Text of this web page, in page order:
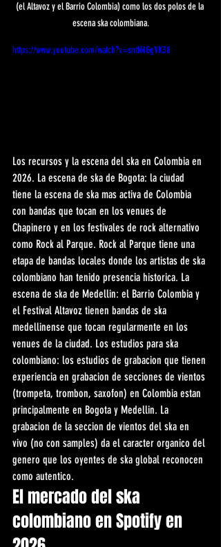
(el Altavoz y el Barrio Colombia) como los dos polos de la
escena ska colombiana.
https://www.youtube.com/watch?v=sntN4GgVK38
Los recursos y la escena del ska en Colombia en
2026. La escena de ska de Bogota: la ciudad
tiene la escena de ska mas activa de Colombia
con bandas que tocan en los venues de
Chapinero y en los festivales de rock alternativo
como Rock al Parque. Rock al Parque tiene una
etapa de bandas locales donde los artistas de ska
colombiano han tenido presencia historica. La
escena de ska de Medellin: el Barrio Colombia y
el Festival Altavoz tienen bandas de ska
medellinense que tocan regularmente en los
venues de la ciudad. Los estudios para ska
colombiano: los estudios de grabacion que tienen
experiencia en grabacion de secciones de vientos
(trompeta, trombon, saxofon) en Colombia estan
principalmente en Bogota y Medellin. La
grabacion de la seccion de vientos del ska en
vivo (no con samples) da el caracter organico del
genero que los oyentes de ska global reconocen
como autentico.
El mercado del ska
colombiano en Spotify en